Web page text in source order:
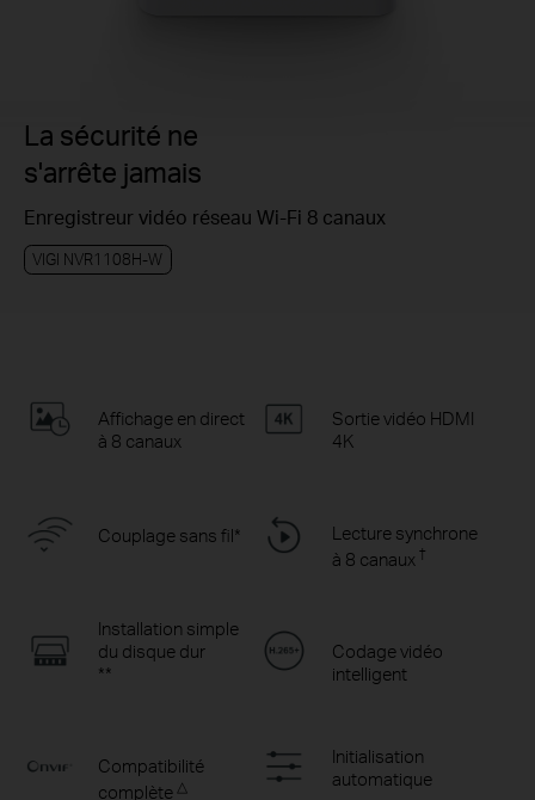
La sécurité ne
s'arrête jamais
Enregistreur vidéo réseau Wi-Fi 8 canaux
VIGI NVR1108H-W
Affichage en direct
à 8 canaux
Sortie vidéo HDMI
4K
Couplage sans fil*
Lecture synchrone
à 8 canaux †
Installation simple
du disque dur
**
Codage vidéo
intelligent
Compatibilité
complète △
Initialisation
automatique